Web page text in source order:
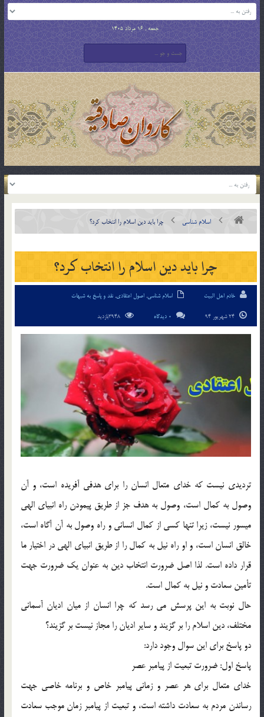
جمعه , 16 مرداد 1405
اسلام شناسی چرا بايد دين اسلام را انتخاب كرد؟
چرا بايد دين اسلام را انتخاب كرد؟
خادم اهل البیت اسلام شناسی, اصول اعتقادی, نقد و پاسخ به شبهات
0 دیدگاه
تردیدی نیست که خدای متعال انسان را برای هدفی آفریده است، و آن
وصول به کمال است، وصول به هدف جز از طریق پیمودن راه انبیای الهی
میسور نیست، زیرا تنها کسی از کمال انسانی و راه وصول به آن آگاه است،
خالق انسان است، و او راه نیل به کمال را از طریق انبیای الهی در اختیار ما
قرار داده است. لذا اصل ضرورت انتخاب دین به عنوان یک ضرورت جهت
تأمین سعادت و نیل به کمال است.
حال نوبت به این پرسش می رسد که چرا انسان از میان ادیان آسمانی
مختلف، دین اسلام را بر گزیند و سایر ادیان را مجاز نیست بر گزیند؟
دو پاسخ برای این سوال وجود دارد:
پاسخ اول: ضرورت تبعیت از پیامبر عصر
خدای متعال برای هر عصر و زمانی پیامبر خاص و برنامه خاصی جهت
رساندن مردم به سعادت داشته است، و تبعیت از پیامبر زمان موجب سعادت